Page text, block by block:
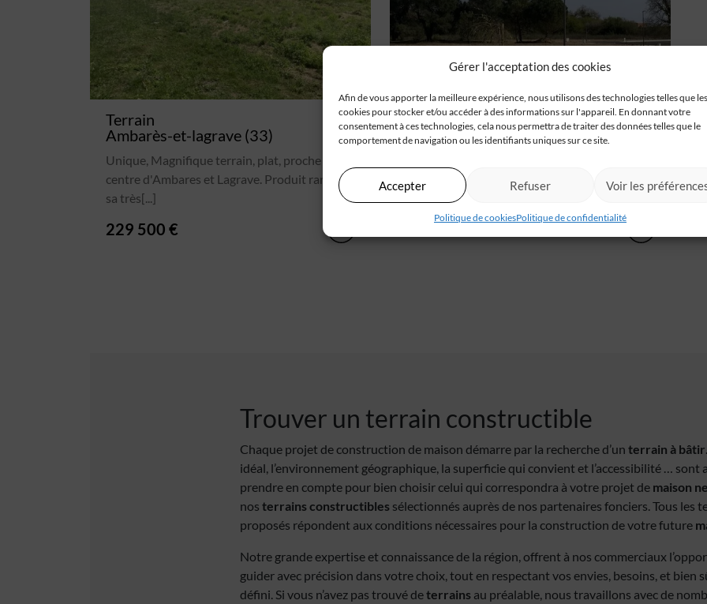
Gérer l'acceptation des cookies
Afin de vous apporter la meilleure expérience, nous utilisons des technologies telles que les
cookies pour stocker et/ou accéder à des informations sur l'appareil. En donnant votre
consentement à ces technologies, cela nous permettra de traiter des données telles que le
comportement de navigation ou les identifiants uniques sur ce site.
Accepter Refuser Voir les
Politique de cookiesPolitique de confidentialité
Terrain
Ambarès-et-lagrave (33)
Unique, Magnifique terrain, plat, proche du
centre d'Ambares et Lagrave. Produit rare vu
sa très[...]
229 500 €
Terrain
Ambarès-et-lagrave (33)
et Lagrave a proximité des écoles, commerces
et[...]
235 000 €
Trouver un terrain constructible
Chaque projet de construction de maison démarre par la recherche d’un terrain à bâtir
idéal, l’environnement géographique, la superficie qui convient et l’accessibilité … sont
prendre en compte pour bien choisir celui qui correspondra à votre projet de maison
nos terrains constructibles sélectionnés auprès de nos partenaires fonciers. Tous les
proposés répondent aux conditions nécessaires pour la construction de votre future
Notre grande expertise et connaissance de la région, offrent à nos commerciaux
guider avec précision dans votre choix, tout en respectant vos envies, besoins, et bien
défini. Si vous n’avez pas trouvé deterrains au préalable, nous travaillons avec de